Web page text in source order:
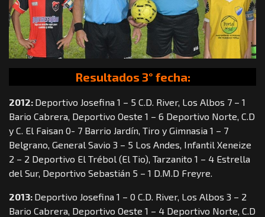
Resultados 3° fecha:
2012: Deportivo Josefina 1 – 5 C.D. River, Los Albos 7 – 1
Bario Cabrera, Deportivo Oeste 1 – 6 Deportivo Norte, C.D
y C. El Faisan 0- 7 Barrio Jardín, Tiro y Gimnasia 1 – 7
Belgrano, General Savio 3 – 5 Los Andes, Infantil Xeneize
2 – 2 Deportivo El Trébol (El Tio), Tarzanito 1 – 4 Estrella
del Sur, Deportivo Sebastián 5 – 1 D.M.D Freyre.
2013: Deportivo Josefina 1 – 0 C.D. River, Los Albos 3 – 2
Bario Cabrera, Deportivo Oeste 1 – 4 Deportivo Norte, C.D